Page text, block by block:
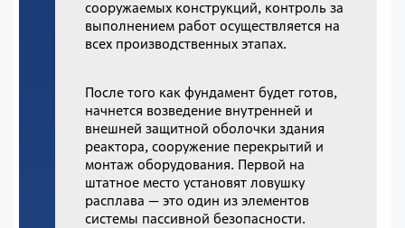
сооружаемых конструкций, контроль за
выполнением работ осуществляется на
всех производственных этапах.
После того как фундамент будет готов,
начнется возведение внутренней и
внешней защитной оболочки здания
реактора, сооружение перекрытий и
монтаж оборудования. Первой на
штатное место установят ловушку
расплава — это один из элементов
системы пассивной безопасности.